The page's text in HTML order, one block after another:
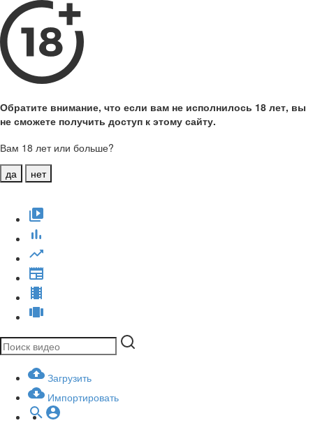
Обратите внимание, что если вам не исполнилось 18 лет, вы
не сможете получить доступ к этому сайту.
Вам 18 лет или больше?
да
нет
Загрузить
Импортировать